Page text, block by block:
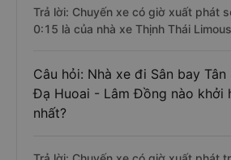
Trả lời: Chuyến xe có giờ xuất phát
0:15 là của nhà xe Thịnh Thái
Câu hỏi: Nhà xe đi Sân bay
Đạ Huoai - Lâm Đồng nào khởi
nhất?